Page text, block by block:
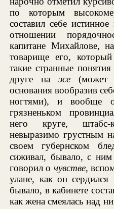
по которым
составил себе
отношении
капитане Михайлове,
товарище его,
такие странные
друге на эсе(может
основания вообразив
ногтями), и вообще
грязненьком
него круге,
невыразимо грустным
своем губернском
сиживал, бывало, с
говорил о чувстве,
улане, как он
бывало, в кабинете
как жена смеялась над